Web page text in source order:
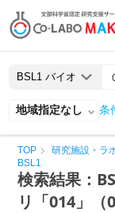
地域指定なし 条
TOP 研究施設・ラ
BSL1
検索結果：
リ「014」（0